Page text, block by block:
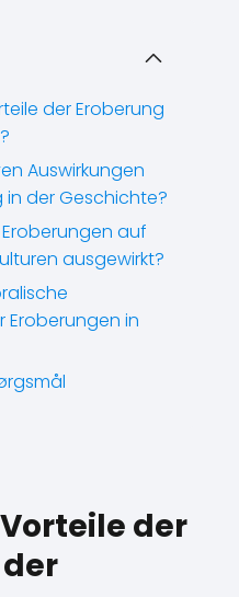
der Eroberung
Auswirkungen
der Geschichte?
auf
ausgewirkt?
Eroberungen in
der